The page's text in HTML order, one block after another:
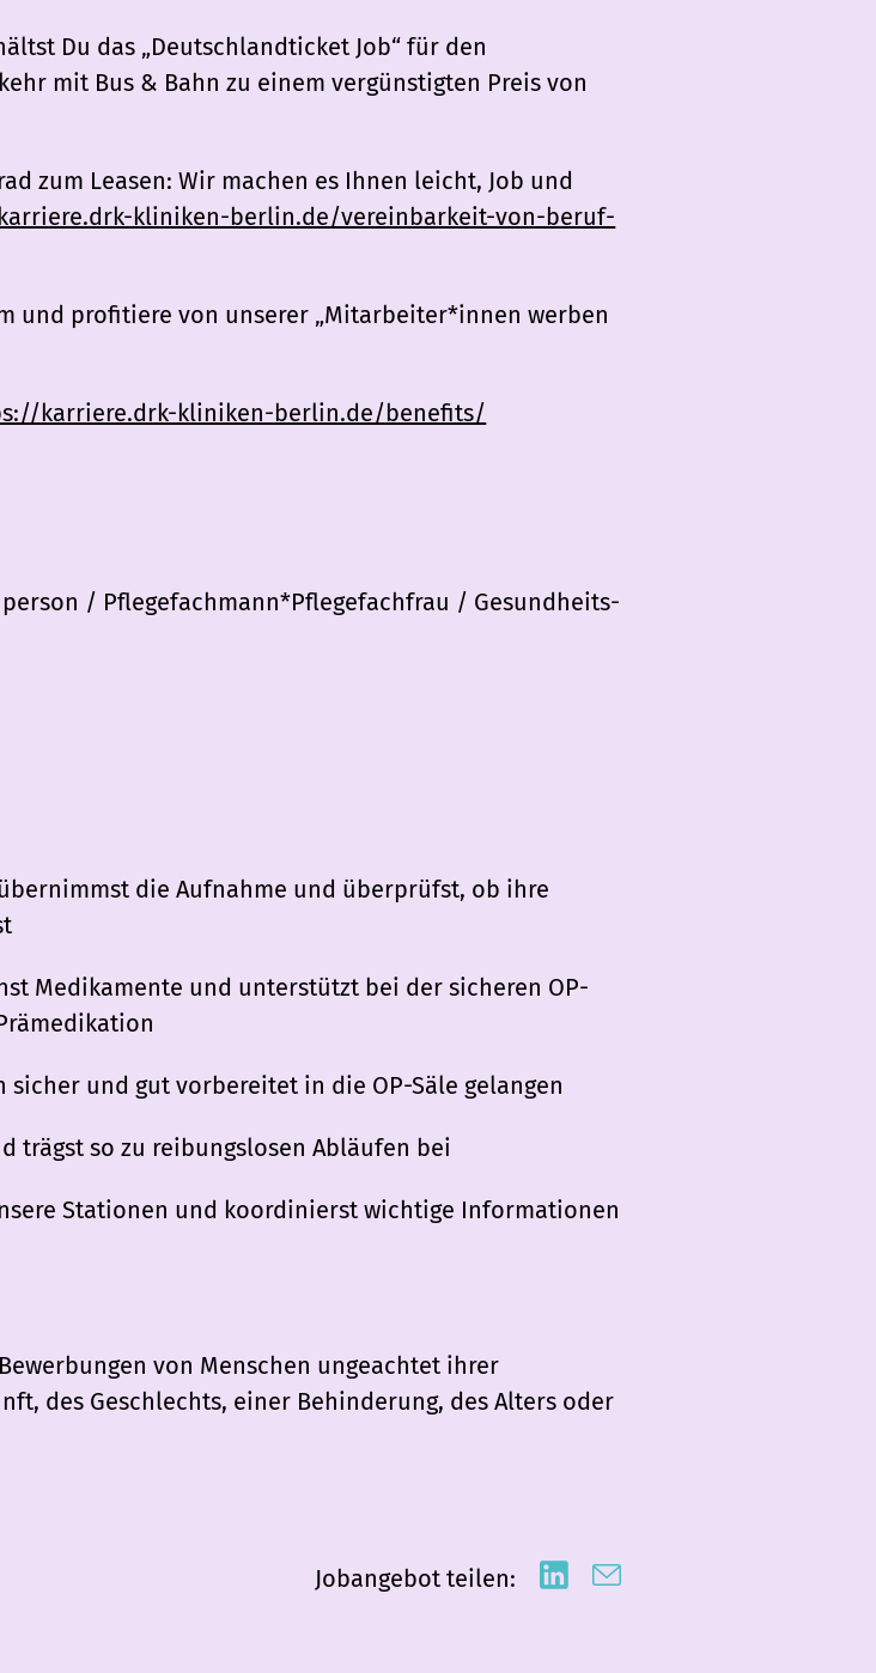
Du das „Deutschlandticket Job“ für den
mit Bus & Bahn zu einem vergünstigten Preis von
zum Leasen: Wir machen es Ihnen leicht, Job und
kliniken-berlin.de/vereinbarkeit-von-beruf-
und profitiere von unserer „Mitarbeiter*innen werben
karriere.drk-kliniken-berlin.de/benefits/
/ Pflegefachmann*Pflegefachfrau / Gesundheits-
die Aufnahme und überprüfst, ob ihre
Medikamente und unterstützt bei der sicheren OP-
und gut vorbereitet in die OP-Säle gelangen
trägst so zu reibungslosen Abläufen bei
Stationen und koordinierst wichtige Informationen
von Menschen ungeachtet ihrer
des Geschlechts, einer Behinderung, des Alters oder
Jobangebot teilen: